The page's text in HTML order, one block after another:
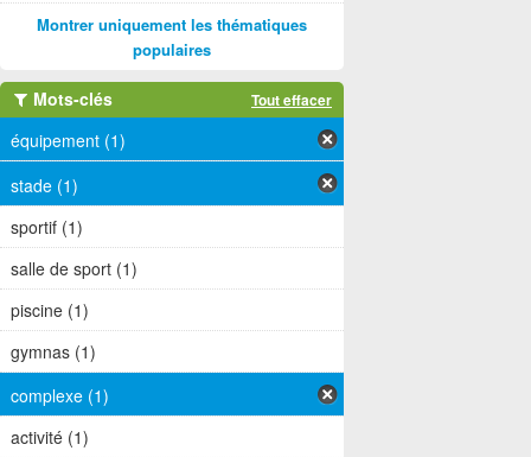
Montrer uniquement les thématiques
populaires
Mots-clés Tout effacer
équipement (1)
stade (1)
sportif (1)
salle de sport (1)
piscine (1)
gymnas (1)
complexe (1)
activité (1)